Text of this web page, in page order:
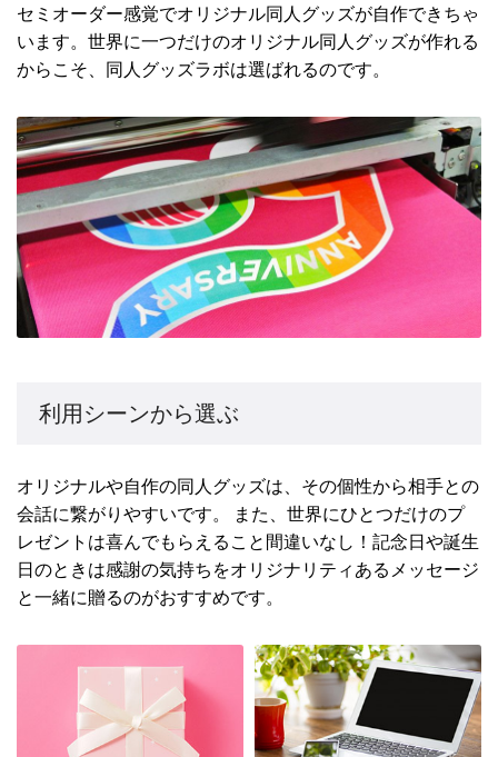
セミオーダー感覚でオリジナル同人グッズが自作できちゃ
います。世界に一つだけのオリジナル同人グッズが作れる
からこそ、同人グッズラボは選ばれるのです。
利用シーンから選ぶ
オリジナルや自作の同人グッズは、その個性から相手との
会話に繋がりやすいです。 また、世界にひとつだけのプ
レゼントは喜んでもらえること間違いなし！記念日や誕生
日のときは感謝の気持ちをオリジナリティあるメッセージ
と一緒に贈るのがおすすめです。